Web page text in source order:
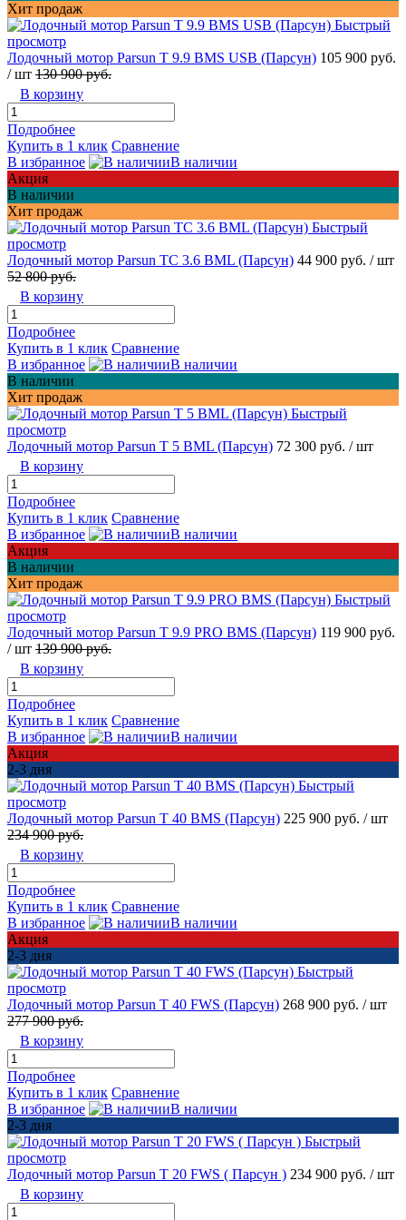
Хит продаж
Быстрый
просмотр
Лодочный мотор Parsun T 9.9 BMS USB (Парсун) 105 900 руб.
/ шт 130 900 руб.
В корзину
Подробнее
Купить в 1 клик Сравнение
В избранное
В наличии
Акция
В наличии
Хит продаж
Быстрый
просмотр
Лодочный мотор Parsun TC 3.6 BML (Парсун) 44 900 руб. / шт
52 800 руб.
В корзину
Подробнее
Купить в 1 клик Сравнение
В избранное
В наличии
В наличии
Хит продаж
Быстрый
просмотр
Лодочный мотор Parsun T 5 BML (Парсун) 72 300 руб. / шт
В корзину
Подробнее
Купить в 1 клик Сравнение
В избранное
В наличии
Акция
В наличии
Хит продаж
Быстрый
просмотр
Лодочный мотор Parsun T 9.9 PRO BMS (Парсун) 119 900 руб.
/ шт 139 900 руб.
В корзину
Подробнее
Купить в 1 клик Сравнение
В избранное
В наличии
Акция
2-3 дня
Быстрый
просмотр
Лодочный мотор Parsun T 40 BMS (Парсун) 225 900 руб. / шт
234 900 руб.
В корзину
Подробнее
Купить в 1 клик Сравнение
В избранное
В наличии
Акция
2-3 дня
Быстрый
просмотр
Лодочный мотор Parsun T 40 FWS (Парсун) 268 900 руб. / шт
277 900 руб.
В корзину
Подробнее
Купить в 1 клик Сравнение
В избранное
В наличии
2-3 дня
Быстрый
просмотр
Лодочный мотор Parsun T 20 FWS ( Парсун ) 234 900 руб. / шт
В корзину